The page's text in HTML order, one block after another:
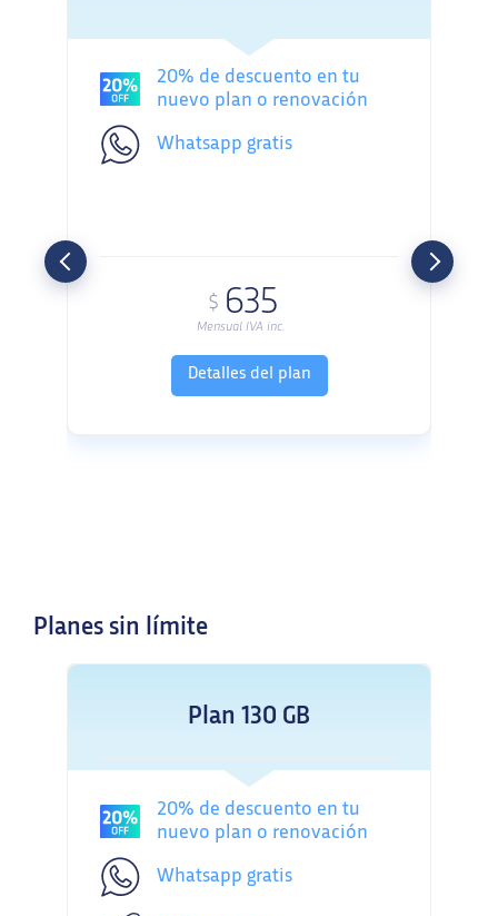
20% de descuento en tu
nuevo plan o renovación
Whatsapp gratis
$ 635
Mensual IVA inc.
Detalles del plan
Planes sin límite
Plan 130 GB
20% de descuento en tu
nuevo plan o renovación
Whatsapp gratis